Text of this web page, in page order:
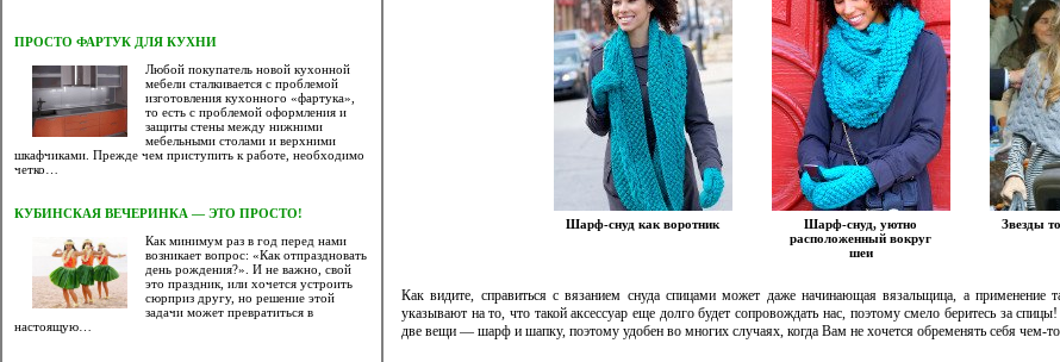
ПРОСТО ФАРТУК ДЛЯ КУХНИ
Любой покупатель новой кухонной
мебели сталкивается с проблемой
изготовления кухонного «фартука»,
то есть с проблемой оформления и
защиты стены между нижними
мебельными столами и верхними
шкафчиками. Прежде чем приступить к работе, необходимо
четко…
КУБИНСКАЯ ВЕЧЕРИНКА — ЭТО ПРОСТО!
Как минимум раз в год перед нами
возникает вопрос: «Как отпраздновать
день рождения?». И не важно, свой
это праздник, или хочется устроить
сюрприз другу, но решение этой
задачи может превратиться в
настоящую…
Шарф-снуд как воротник
Шарф-снуд, уютно
расположенный вокруг
шеи
Звезды
Как видите, справиться с вязанием снуда спицами может даже начинающая вязальщица, а применение
указывают на то, что такой аксессуар еще долго будет сопровождать нас, поэтому смело беритесь за
две вещи — шарф и шапку, поэтому удобен во многих случаях, когда Вам не хочется обременять себя чем-